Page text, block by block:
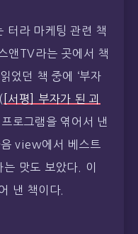
터라 마케팅 관련 책
앤TV라는 곳에서 책
었던 책 중에 ‘부자
[서평] 부자가 된 괴
로그램을 엮어서 낸
view에서 베스트
맛도 보았다. 이
낸 책이다.